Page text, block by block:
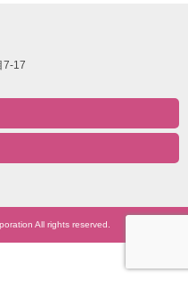
7-17
All rights reserved.